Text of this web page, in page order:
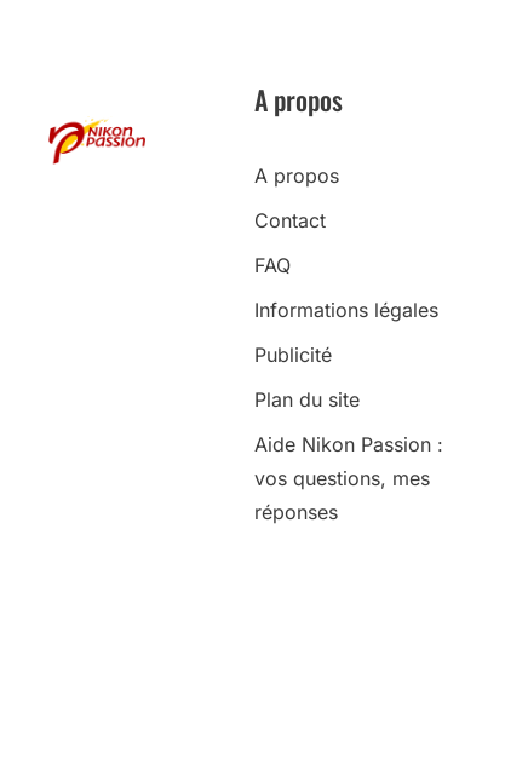
A propos
A propos
Contact
FAQ
Informations légales
Publicité
Plan du site
Aide Nikon Passion :
vos questions, mes
réponses